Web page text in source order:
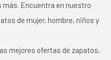
Encuentra en nuestro
de mujer, hombre, niños y
mejores ofertas de zapatos,